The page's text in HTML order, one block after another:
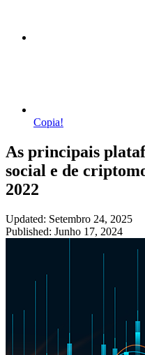
Copia!
As principais
social e de
2022
Updated: Setembro 24, 2025
Published: Junho 17, 2024